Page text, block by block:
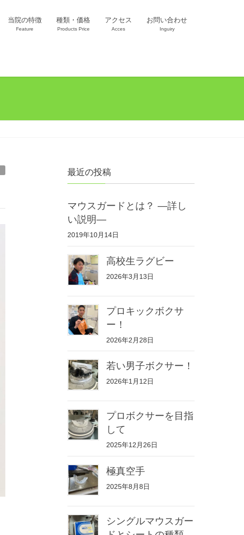
当院の特徴
Feature
種類・価格
Products Price
アクセス
Acces
お問い合わせ
Inguiry
最近の投稿
マウスガードとは？ —詳し
い説明—
2019年10月14日
高校生ラグビー
2026年3月13日
プロキックボクサ
ー！
2026年2月28日
若い男子ボクサー！
2026年1月12日
プロボクサーを目指
して
2025年12月26日
極真空手
2025年8月8日
シングルマウスガー